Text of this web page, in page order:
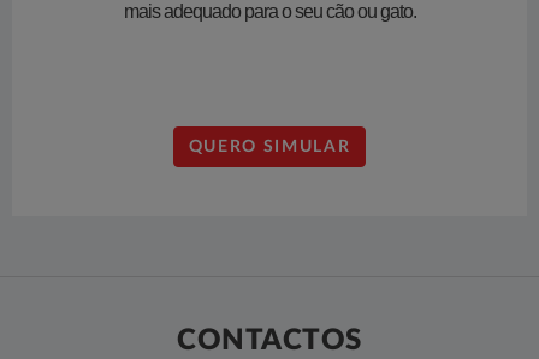
mais adequado para o seu cão ou gato.
QUERO SIMULAR
CONTACTOS